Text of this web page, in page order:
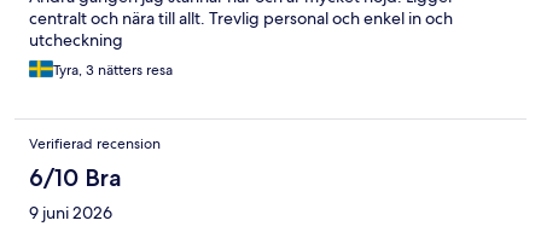
centralt och nära till allt. Trevlig personal och enkel in och
utcheckning
Tyra, 3 nätters resa
Verifierad recension
6/10 Bra
9 juni 2026